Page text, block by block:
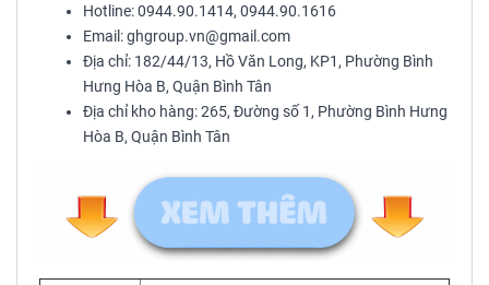
Hotline: 0944.90.1414, 0944.90.1616
Email: ghgroup.vn@gmail.com
Địa chỉ: 182/44/13, Hồ Văn Long, KP1, Phường Bình
Hưng Hòa B, Quận Bình Tân
Địa chỉ kho hàng: 265, Đường số 1, Phường Bình Hưng
Hòa B, Quận Bình Tân